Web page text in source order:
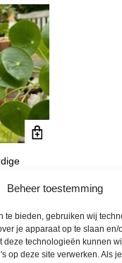
Beheer toestemming
te bieden, gebruiken wij
je apparaat op te slaan en/
deze technologieën kunnen
op deze site verwerken. Als